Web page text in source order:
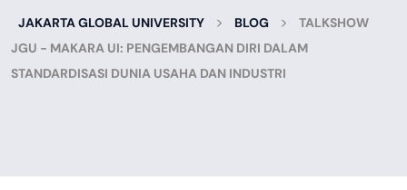
JAKARTA GLOBAL UNIVERSITY > BLOG >
TALKSHOW
JGU - MAKARA UI: PENGEMBANGAN DIRI DALAM
STANDARDISASI DUNIA USAHA DAN INDUSTRI